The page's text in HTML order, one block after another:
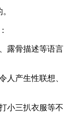
露骨描述等语言
人产生性联想、
小三扒衣服等不